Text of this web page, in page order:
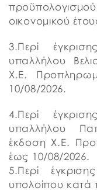
οικονομικού
3.Περί
υπαλλήλου
Χ.Ε.
10/08/2026.
4.Περί
υπαλλήλου
έκδοση Χ.Ε.
έως 10/08/2026.
5.Περί
υπολοίπου κατά